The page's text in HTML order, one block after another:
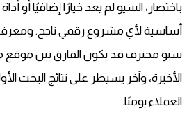
باختصار، السيو لم يعد خيارًا إضافيًا أو
أساسية لأي مشروع رقمي ناجح. ومعرفة
سيو محترف قد يكون الفارق بين موقع
الأخيرة، وآخر يسيطر على نتائج البحث
العملاء يوميًا.